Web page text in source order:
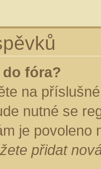
fóra?
na
nutné se
je
přidat